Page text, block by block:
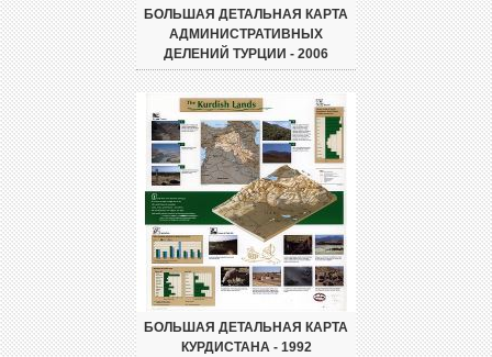
БОЛЬШАЯ ДЕТАЛЬНАЯ КАРТА
АДМИНИСТРАТИВНЫХ
ДЕЛЕНИЙ ТУРЦИИ - 2006
БОЛЬШАЯ ДЕТАЛЬНАЯ КАРТА
КУРДИСТАНА - 1992